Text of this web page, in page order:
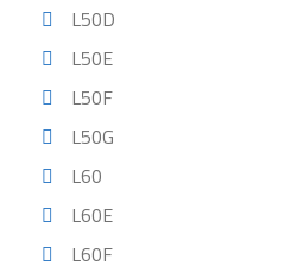
L50D
L50E
L50F
L50G
L60
L60E
L60F